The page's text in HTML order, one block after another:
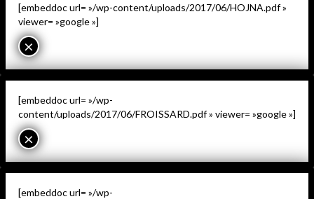
[embeddoc url= »/wp-content/uploads/2017/06/HOJNA.pdf »
viewer= »google »]
×
[embeddoc url= »/wp-
content/uploads/2017/06/FROISSARD.pdf » viewer= »google »]
×
[embeddoc url= »/wp-